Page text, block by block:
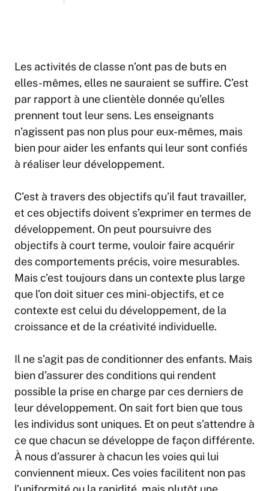
Les activités de classe n’ont pas de buts en
elles-mêmes, elles ne sauraient se suffire. C’est
par rapport à une clientèle donnée qu’elles
prennent tout leur sens. Les enseignants
n’agissent pas non plus pour eux-mêmes, mais
bien pour aider les enfants qui leur sont confiés
à réaliser leur développement.
C’est à travers des objectifs qu’il faut travailler,
et ces objectifs doivent s’exprimer en termes de
développement. On peut poursuivre des
objectifs à court terme, vouloir faire acquérir
des comportements précis, voire mesurables.
Mais c’est toujours dans un contexte plus large
que l’on doit situer ces mini-objectifs, et ce
contexte est celui du développement, de la
croissance et de la créativité individuelle.
Il ne s’agit pas de conditionner des enfants. Mais
bien d’assurer des conditions qui rendent
possible la prise en charge par ces derniers de
leur développement. On sait fort bien que tous
les individus sont uniques. Et on peut s’attendre à
ce que chacun se développe de façon différente.
À nous d’assurer à chacun les voies qui lui
conviennent mieux. Ces voies facilitent non pas